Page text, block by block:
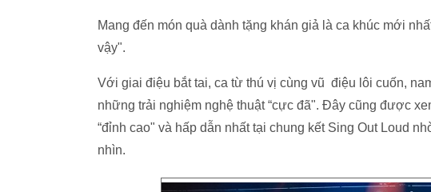
Mang đến món quà dành tặng khán giả là ca khúc mới
vậy".
Với giai điệu bắt tai, ca từ thú vị cùng vũ điệu lôi cuốn,
những trải nghiệm nghệ thuật “cực đã". Đây cũng được
“đỉnh cao" và hấp dẫn nhất tại chung kết Sing Out Loud
nhìn.